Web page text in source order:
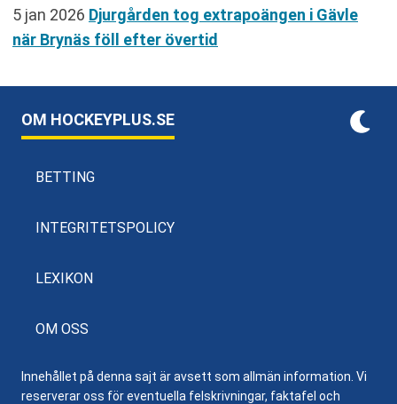
5 jan 2026 Djurgården tog extrapoängen i Gävle
när Brynäs föll efter övertid
OM HOCKEYPLUS.SE
BETTING
INTEGRITETSPOLICY
LEXIKON
OM OSS
Innehållet på denna sajt är avsett som allmän information. Vi
reserverar oss för eventuella felskrivningar, faktafel och